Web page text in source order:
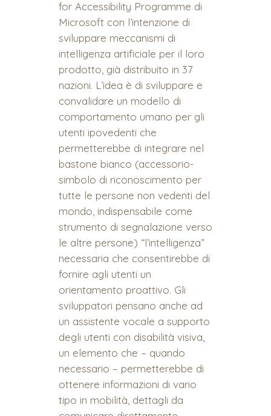
for Accessibility Programme di
Microsoft con l’intenzione di
sviluppare meccanismi di
intelligenza artificiale per il loro
prodotto, già distribuito in 37
nazioni. L’idea è di sviluppare e
convalidare un modello di
comportamento umano per gli
utenti ipovedenti che
permetterebbe di integrare nel
bastone bianco (accessorio-
simbolo di riconoscimento per
tutte le persone non vedenti del
mondo, indispensabile come
strumento di segnalazione verso
le altre persone) “l’intelligenza”
necessaria che consentirebbe di
fornire agli utenti un
orientamento proattivo. Gli
sviluppatori pensano anche ad
un assistente vocale a supporto
degli utenti con disabilità visiva,
un elemento che – quando
necessario – permetterebbe di
ottenere informazioni di vario
tipo in mobilità, dettagli da